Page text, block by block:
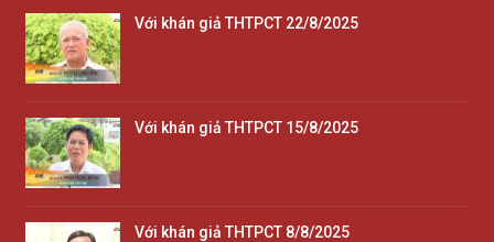
Với khán giả THTPCT 22/8/2025
Với khán giả THTPCT 15/8/2025
Với khán giả THTPCT 8/8/2025